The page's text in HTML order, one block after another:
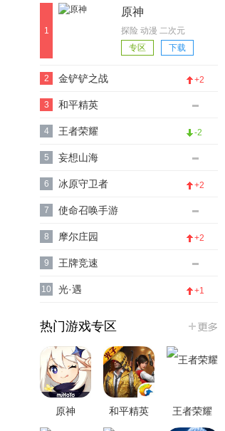
1
原神
探险 动漫 二次元
专区
下载
2 金铲铲之战 +2
3 和平精英
4 王者荣耀 -2
5 妄想山海
6 冰原守卫者 +2
7 使命召唤手游
8 摩尔庄园 +2
9 王牌竞速
10 光·遇 +1
热门游戏专区
原神 和平精英 王者荣耀